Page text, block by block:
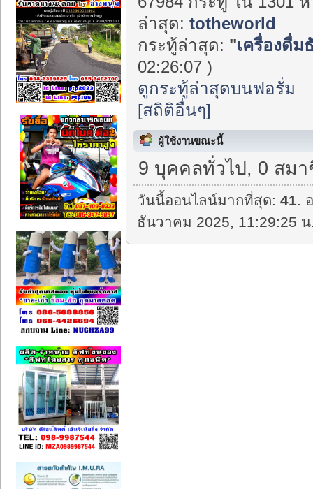
ล่าสุด:totheworld
กระทู้ล่าสุด: "เครื่องดื่
02:26:07 )
ดูกระทู้ล่าสุดบนฟอรั่ม
[สถิติอื่นๆ]
ผู้ใช้งานขณะนี้
9 บุคคลทั่วไป, 0 สม
วันนี้ออนไลน์มากที่สุด:41.
ธันวาคม 2025, 11:29:25